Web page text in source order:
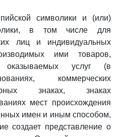
символики и (или)
в том числе для
лиц и индивидуальных
ими товаров,
оказываемых услуг (в
коммерческих
знаках, знаках
мест происхождения
имен и иным способом,
создает представление о